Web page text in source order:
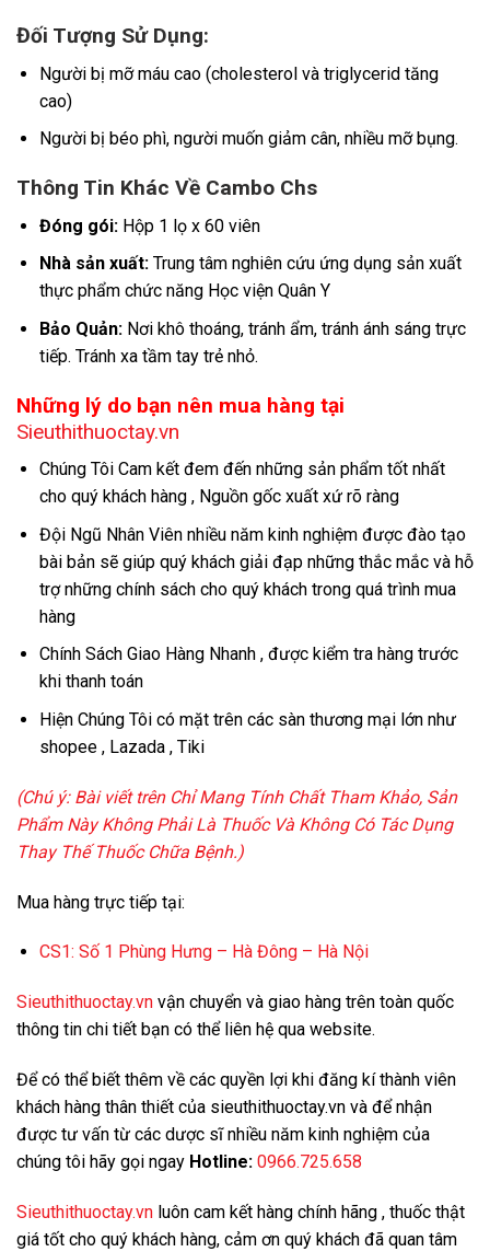
Đối Tượng Sử Dụng:
Người bị mỡ máu cao (cholesterol và triglycerid tăng
cao)
Người bị béo phì, người muốn giảm cân, nhiều mỡ bụng.
Thông Tin Khác Về Cambo Chs
Đóng gói: Hộp 1 lọ x 60 viên
Nhà sản xuất: Trung tâm nghiên cứu ứng dụng sản xuất
thực phẩm chức năng Học viện Quân Y
Bảo Quản: Nơi khô thoáng, tránh ẩm, tránh ánh sáng trực
tiếp. Tránh xa tầm tay trẻ nhỏ.
Những lý do bạn nên mua hàng tại
Sieuthithuoctay.vn
Chúng Tôi Cam kết đem đến những sản phẩm tốt nhất
cho quý khách hàng , Nguồn gốc xuất xứ rõ ràng
Đội Ngũ Nhân Viên nhiều năm kinh nghiệm được đào tạo
bài bản sẽ giúp quý khách giải đạp những thắc mắc và hỗ
trợ những chính sách cho quý khách trong quá trình mua
hàng
Chính Sách Giao Hàng Nhanh , được kiểm tra hàng trước
khi thanh toán
Hiện Chúng Tôi có mặt trên các sàn thương mại lớn như
shopee , Lazada , Tiki
(Chú ý: Bài viết trên Chỉ Mang Tính Chất Tham Khảo, Sản
Phẩm Này Không Phải Là Thuốc Và Không Có Tác Dụng
Thay Thế Thuốc Chữa Bệnh.)
Mua hàng trực tiếp tại:
CS1: Số 1 Phùng Hưng – Hà Đông – Hà Nội
Sieuthithuoctay.vn vận chuyển và giao hàng trên toàn quốc
thông tin chi tiết bạn có thể liên hệ qua website.
Để có thể biết thêm về các quyền lợi khi đăng kí thành viên
khách hàng thân thiết của sieuthithuoctay.vn và để nhận
được tư vấn từ các dược sĩ nhiều năm kinh nghiệm của
chúng tôi hãy gọi ngay Hotline: 0966.725.658
Sieuthithuoctay.vn luôn cam kết hàng chính hãng , thuốc thật
giá tốt cho quý khách hàng, cảm ơn quý khách đã quan tâm